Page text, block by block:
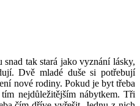
tak stará jako vyznání lásky,
Dvě mladé duše si potřebují
nové rodiny. Pokud je byt třeba
nejdůležitějším nábytkem. Tři